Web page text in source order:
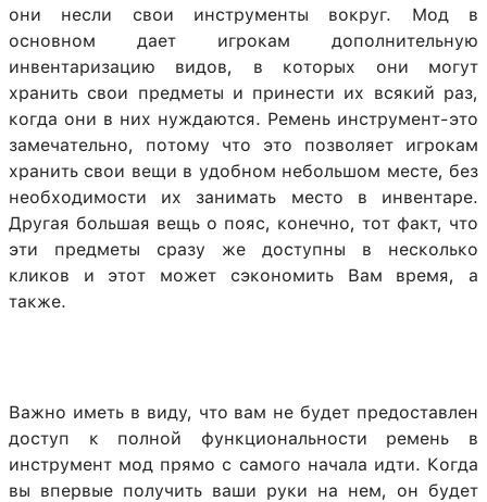
они несли свои инструменты вокруг. Мод в
основном дает игрокам дополнительную
инвентаризацию видов, в которых они могут
хранить свои предметы и принести их всякий раз,
когда они в них нуждаются. Ремень инструмент-это
замечательно, потому что это позволяет игрокам
хранить свои вещи в удобном небольшом месте, без
необходимости их занимать место в инвентаре.
Другая большая вещь о пояс, конечно, тот факт, что
эти предметы сразу же доступны в несколько
кликов и этот может сэкономить Вам время, а
также.
Важно иметь в виду, что вам не будет предоставлен
доступ к полной функциональности ремень в
инструмент мод прямо с самого начала идти. Когда
вы впервые получить ваши руки на нем, он будет